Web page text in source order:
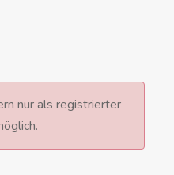
nur als registrierter